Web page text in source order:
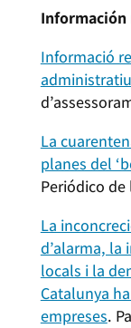
Información
Informació
La
planes del
Periódico de
La
d’alarma, la
locals i la
Catalunya
empreses.